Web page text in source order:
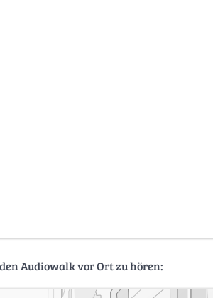
Audiowalk vor Ort zu hören: